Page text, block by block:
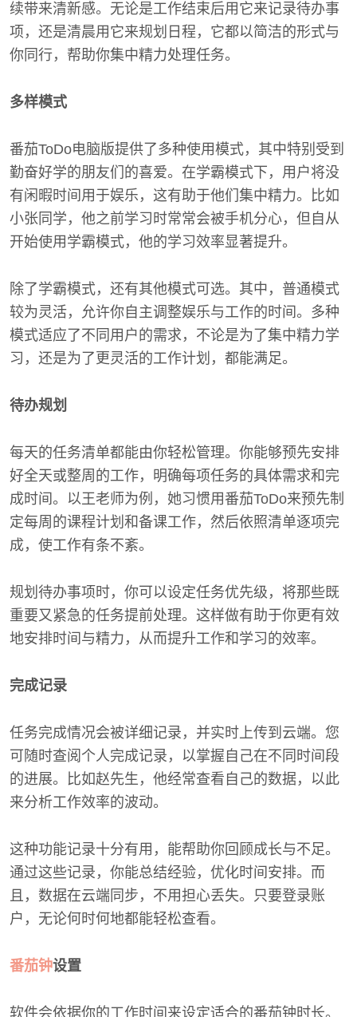
续带来清新感。无论是工作结束后用它来记录待办事
项，还是清晨用它来规划日程，它都以简洁的形式与
你同行，帮助你集中精力处理任务。
多样模式
番茄ToDo电脑版提供了多种使用模式，其中特别受到
勤奋好学的朋友们的喜爱。在学霸模式下，用户将没
有闲暇时间用于娱乐，这有助于他们集中精力。比如
小张同学，他之前学习时常常会被手机分心，但自从
开始使用学霸模式，他的学习效率显著提升。
除了学霸模式，还有其他模式可选。其中，普通模式
较为灵活，允许你自主调整娱乐与工作的时间。多种
模式适应了不同用户的需求，不论是为了集中精力学
习，还是为了更灵活的工作计划，都能满足。
待办规划
每天的任务清单都能由你轻松管理。你能够预先安排
好全天或整周的工作，明确每项任务的具体需求和完
成时间。以王老师为例，她习惯用番茄ToDo来预先制
定每周的课程计划和备课工作，然后依照清单逐项完
成，使工作有条不紊。
规划待办事项时，你可以设定任务优先级，将那些既
重要又紧急的任务提前处理。这样做有助于你更有效
地安排时间与精力，从而提升工作和学习的效率。
完成记录
任务完成情况会被详细记录，并实时上传到云端。您
可随时查阅个人完成记录，以掌握自己在不同时间段
的进展。比如赵先生，他经常查看自己的数据，以此
来分析工作效率的波动。
这种功能记录十分有用，能帮助你回顾成长与不足。
通过这些记录，你能总结经验，优化时间安排。而
且，数据在云端同步，不用担心丢失。只要登录账
户，无论何时何地都能轻松查看。
番茄钟设置
软件会依据你的工作时间来设定适合的番茄钟时长。